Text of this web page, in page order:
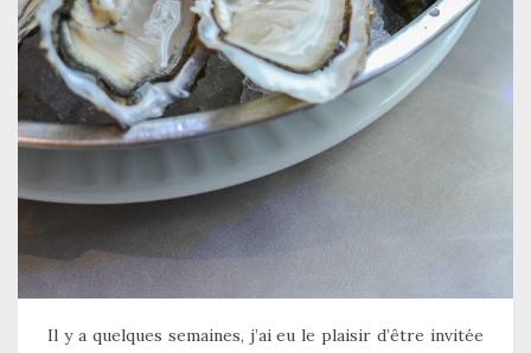
Il y a quelques semaines, j’ai eu le plaisir d’être invitée